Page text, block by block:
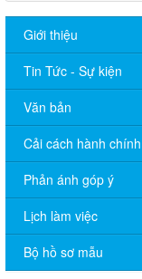
Giới thiệu
Tin Tức - Sự kiện
Văn bản
Cải cách hành chính
Phản ánh góp ý
Lịch làm việc
Bộ hồ sơ mẫu